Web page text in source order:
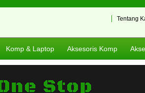
Tentang
Komp & Laptop Aksesoris Komp